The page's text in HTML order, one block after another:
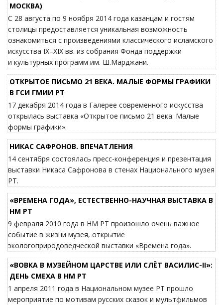
МОСКВА)
С 28 августа по 9 ноября 2014 года казанцам и гостям
столицы предоставляется уникальная возможность
ознакомиться с произведениями классического исламского
искусства IX–XIX вв. из собрания Фонда поддержки
и культурных программ им. Ш.Марджани.
ОТ­КРЫ­ТОЕ ПИСЬ­МО 21 ВЕКА. МА­ЛЫЕ ФОР­МЫ ГРА­ФИ­КИ
В ГСИ ГМИИ РТ
17 декабря 2014 года в Галерее современного искусства
открылась выставка «От­кры­тое пись­мо 21 века. Ма­лые
фор­мы гра­фи­ки».
НИКАС САФРОНОВ. ВПЕЧАТЛЕНИЯ
14 сентября состоялась пресс-конференция и презентация
выставки Никаса Сафронова в стенах Национального музея
РТ.
«ВРЕМЕНА ГОДА», ЕСТЕСТВЕННО-НАУЧНАЯ ВЫСТАВКА В
НМ РТ
9 февраля 2010 года в НМ РТ произошло очень важное
событие в жизни музея, открытие
экологоприродоведческой выставки «Времена года».
«ВОВКА В МУЗЕЙНОМ ЦАРСТВЕ ИЛИ СЛЁТ ВАСИЛИС-II»:
ДЕНЬ СМЕХА В НМ РТ
1 апреля 2011 года в Национальном музее РТ прошло
мероприятие по мотивам русских сказок и мультфильмов